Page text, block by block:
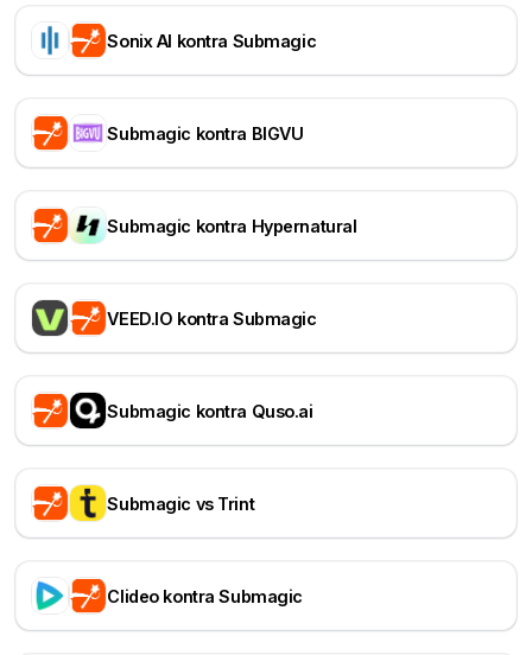
Sonix AI kontra Submagic
Submagic kontra BIGVU
Submagic kontra Hypernatural
VEED.IO kontra Submagic
Submagic kontra Quso.ai
Submagic vs Trint
Clideo kontra Submagic